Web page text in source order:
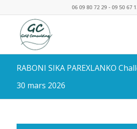
06 09 80 72 29 - 09 50 67
RABONI SIKA PAREXLANKO
30 mars 2026